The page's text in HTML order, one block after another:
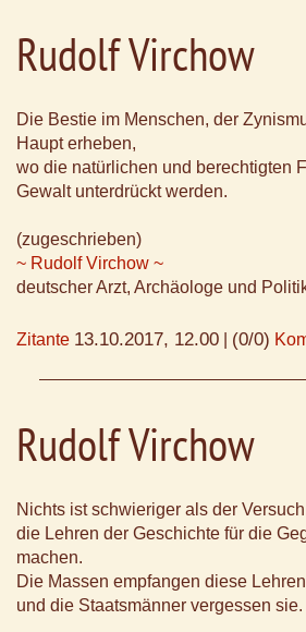
Rudolf Virchow
Die Bestie im Menschen, der
Haupt erheben,
wo die natürlichen und berechtigten
Gewalt unterdrückt werden.
(zugeschrieben)
~ Rudolf Virchow ~
deutscher Arzt, Archäologe und
Zitante 13.10.2017, 12.00 (0/0)
Rudolf Virchow
Nichts ist schwieriger als der
die Lehren der Geschichte für die
machen.
Die Massen empfangen diese
und die Staatsmänner vergessen sie.